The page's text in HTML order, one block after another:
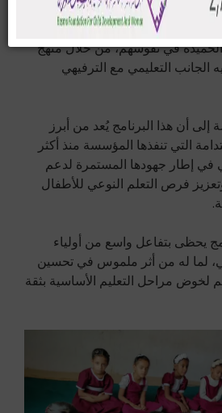
المهارات المعرفية والسلوكية
في مراحل مبكرة، إضافة إلى
الحميدة في نفوسهم، من خلال منهج
الجانب التعليمي مع الترفيهي
أن هذا البرنامج يُعد من أبرز
التي تنفذها المؤسسة منذ أكثر
في إطار جهودها المستمرة لدعم
فرص التعلم النوعي للأطفال
يحظى بتفاعل واسع من أولياء
لما له من أثر ملموس في تحسين
لخوض مراحل التعليم الأساسية بثقة